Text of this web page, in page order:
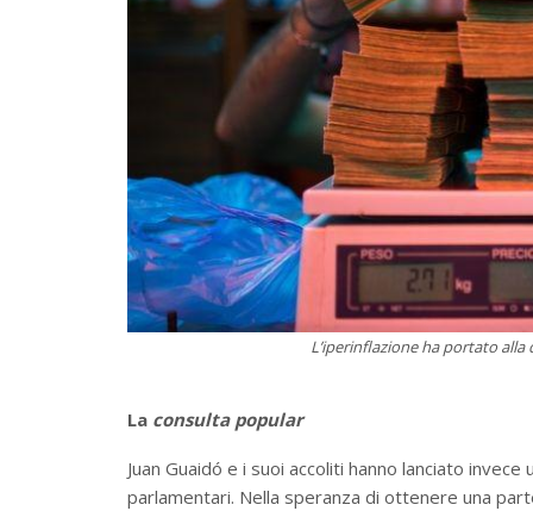
L’iperinflazione ha portato alla
La consulta popular
Juan Guaidó e i suoi accoliti hanno lanciato
parlamentari. Nella speranza di ottenere una